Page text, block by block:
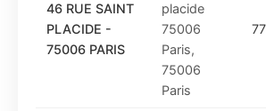
46 RUE SAINT
PLACIDE -
75006 PARIS
placide
75006
Paris,
75006
Paris
77